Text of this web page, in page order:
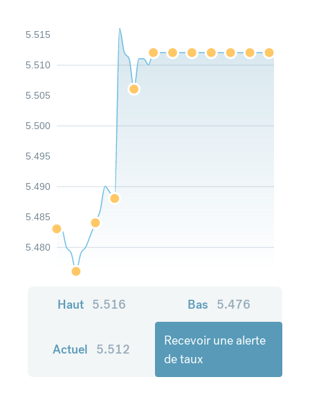
5.480
5.485
5.490
5.495
5.500
5.505
5.510
5.515
Haut 5.516 Bas 5.476
Actuel 5.512
Recevoir une alerte
de taux